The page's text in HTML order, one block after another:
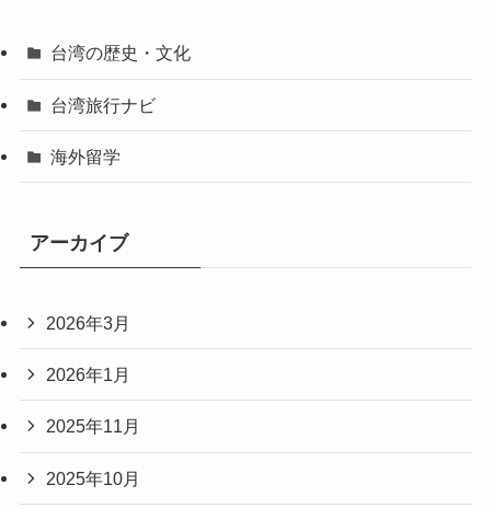
台湾の歴史・文化
台湾旅行ナビ
海外留学
アーカイブ
2026年3月
2026年1月
2025年11月
2025年10月